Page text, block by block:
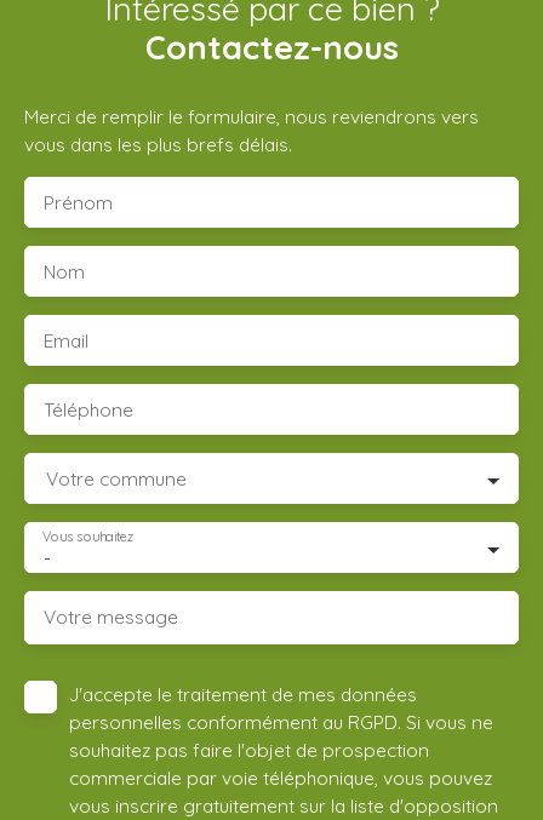
Intéressé par ce bien ?
Contactez-nous
Merci de remplir le formulaire, nous reviendrons vers
vous dans les plus brefs délais.
Prénom
Nom
Email
Téléphone
Votre commune
-
Vous souhaitez
Votre message
J'accepte le traitement de mes données
personnelles conformément au RGPD. Si vous ne
souhaitez pas faire l'objet de prospection
commerciale par voie téléphonique, vous pouvez
vous inscrire gratuitement sur la liste d'opposition